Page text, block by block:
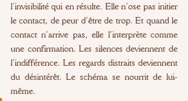
l’invisibilité qui en résulte. Elle n’ose pas initier
le contact, de peur d’être de trop. Et quand le
contact n’arrive pas, elle l’interprète comme
une confirmation. Les silences deviennent de
l’indifférence. Les regards distraits deviennent
du désintérêt. Le schéma se nourrit de lui-
même.